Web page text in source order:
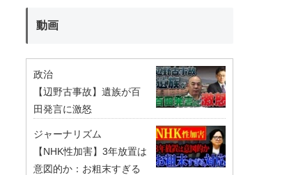
動画
政治
【辺野古事故】遺族が百
田発言に激怒
ジャーナリズム
【NHK性加害】3年放置は
意図的か：お粗末すぎる